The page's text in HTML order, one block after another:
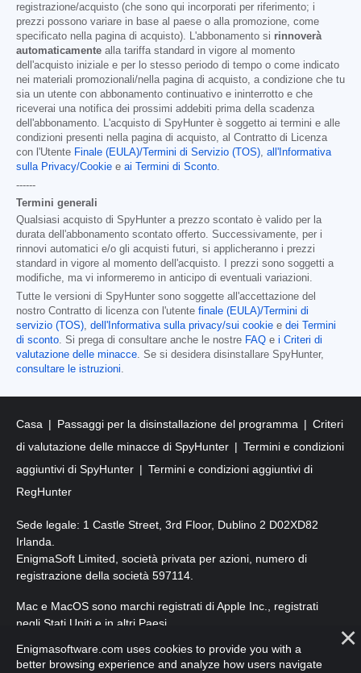
registrazione/acquisto (che sono qui incorporati per riferimento; i
prezzi possono variare in base al paese o alla promozione, come
specificato nella pagina di acquisto). L'abbonamento si rinnoverà
automaticamente alla tariffa standard in vigore al momento
dell'acquisto iniziale e per lo stesso periodo di tempo o come indicato
nei materiali promozionali/nella pagina di acquisto, a condizione che tu
sia un utente con abbonamento continuativo e ininterrotto e che
riceverai una notifica dei prossimi addebiti prima della scadenza
dell'abbonamento. L'acquisto di SpyHunter è soggetto ai termini e alle
condizioni presenti nella pagina di acquisto, al Contratto di Licenza
con l'Utente Finale (EULA)/Termini di Servizio (TOS), all'Informativa
sulla Privacy/Cookie e ai Termini di Sconto.
------
Termini generali
Qualsiasi acquisto di SpyHunter a prezzo scontato è valido per la
durata dell'abbonamento scontato offerto. Successivamente, per i
rinnovi automatici e/o gli acquisti futuri, si applicheranno i prezzi
standard in vigore al momento dell'acquisto. I prezzi sono soggetti a
modifiche, ma vi informeremo in anticipo di eventuali variazioni.
Tutte le versioni di SpyHunter sono soggette all'accettazione del
nostro Contratto di licenza con l'utente finale (EULA)/Termini di
servizio (TOS), dell'Informativa sulla privacy/sui cookie e dei Termini
di sconto. Si prega di consultare anche le nostre FAQ e i Criteri di
valutazione delle minacce. Se si desidera disinstallare SpyHunter,
consultare le istruzioni.
Casa Passaggi per la disinstallazione del programma
Criteri
di valutazione delle minacce di SpyHunter
Termini e condizioni
aggiuntivi di SpyHunter
Termini e condizioni aggiuntivi di
RegHunter
Sede legale: 1 Castle Street, 3rd Floor, Dublino 2 D02XD82
Irlanda.
EnigmaSoft Limited, società privata per azioni, numero di
registrazione della società 597114.
Mac e MacOS sono marchi registrati di Apple Inc., registrati
negli Stati Uniti e in altri Paesi.
Copyright 2016-2026 . EnigmaSoft Ltd. Tutti i diritti riservati.
Enigmasoftware.com uses cookies to provide you with a
better browsing experience and analyze how users navigate